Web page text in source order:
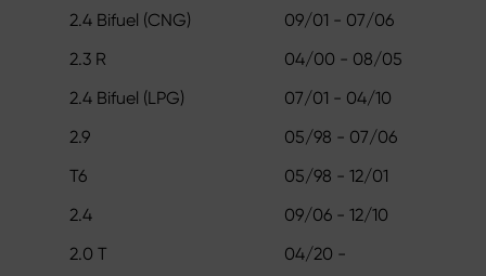
2.4 Bifuel (CNG)
09/01 - 07/06
2.3 R
04/00 - 08/05
2.4 Bifuel (LPG)
07/01 - 04/10
2.9
05/98 - 07/06
T6
05/98 - 12/01
2.4
09/06 - 12/10
2.0 T
04/20 -